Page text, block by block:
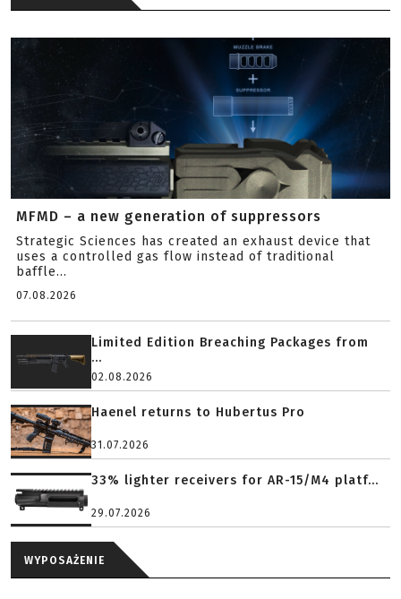
MFMD – a new generation of suppressors
Strategic Sciences has created an exhaust device that
uses a controlled gas flow instead of traditional
baffle...
07.08.2026
Limited Edition Breaching Packages from
...
02.08.2026
Haenel returns to Hubertus Pro
31.07.2026
33% lighter receivers for AR-15/M4 platf...
29.07.2026
WYPOSAŻENIE